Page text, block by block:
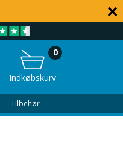
Indkøbskurv
0
Tilbehør